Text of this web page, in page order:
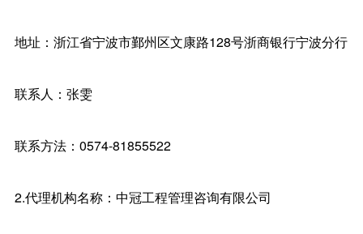
地址：浙江省宁波市鄞州区文康路128号浙商银行宁波分行
联系人：张雯
联系方法：0574-81855522
2.代理机构名称：中冠工程管理咨询有限公司